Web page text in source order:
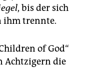
, bis der sich
ihm trennte.
of God“
Achtzigern die